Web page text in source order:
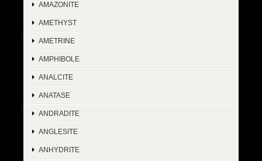
AMAZONITE
AMETHYST
AMETRINE
AMPHIBOLE
ANALCITE
ANATASE
ANDRADITE
ANGLESITE
ANHYDRITE